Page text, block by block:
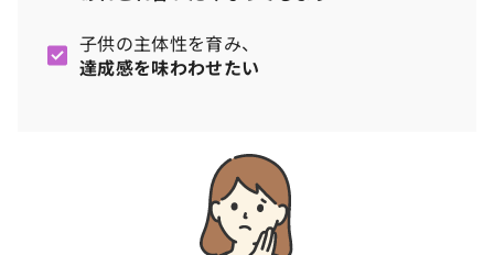
子供の主体性を育み、
達成感を味わわせたい